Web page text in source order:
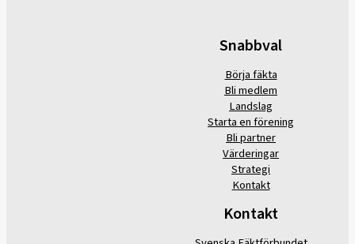
Snabbval
Börja fäkta
Bli medlem
Landslag
Starta en förening
Bli partner
Värderingar
Strategi
Kontakt
Kontakt